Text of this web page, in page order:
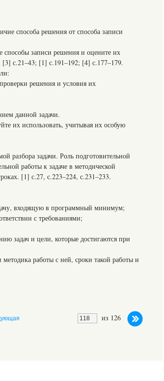
способа решения от способа записи
записи решения и оцените их
с.21–43; [1] с.191–192; [4] с.177–179.
решения и условия их
данной задачи.
их использовать, учитывая их особую
разбора задачи. Роль подготовительной
работы к задаче в методической
[1] с.27, с.223–224, с.231–233.
входящую в программный минимум;
с требованиями;
задач и цели, которые достигаются при
работы с ней, сроки такой работы и
из 126